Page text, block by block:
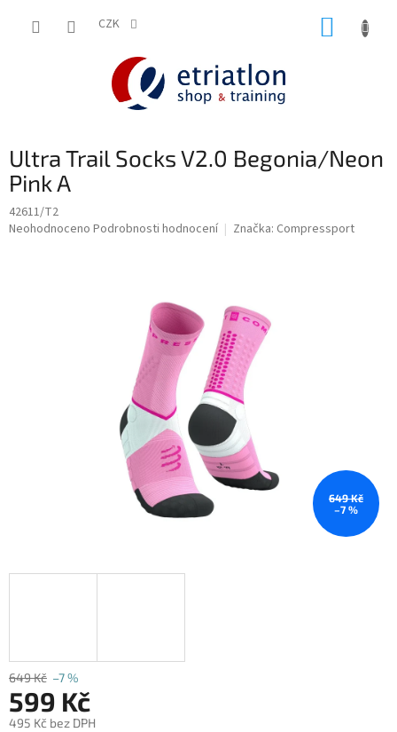
CZK
Ultra Trail Socks V2.0 Begonia/Neon
Pink A
42611/T2
Průměrné
Neohodnoceno Podrobnosti hodnocení Značka: Compressport
649 Kč
–7 %
649 Kč –7 %
599 Kč
495 Kč bez DPH
shop.etriatlon.cz - Chat